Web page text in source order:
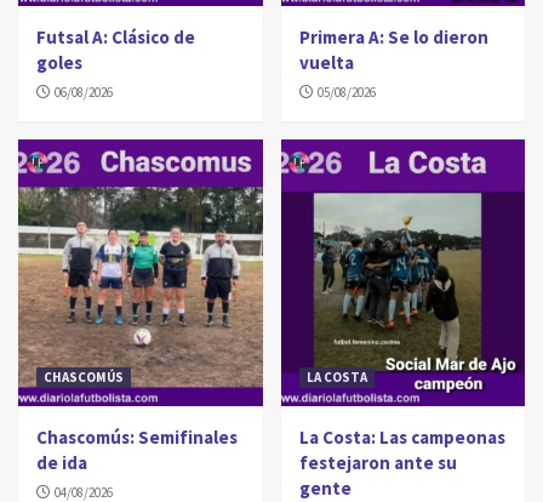
Futsal A: Clásico de
goles
06/08/2026
Primera A: Se lo dieron
vuelta
05/08/2026
CHASCOMÚS
Chascomús: Semifinales
de ida
04/08/2026
LA COSTA
La Costa: Las campeonas
festejaron ante su
gente